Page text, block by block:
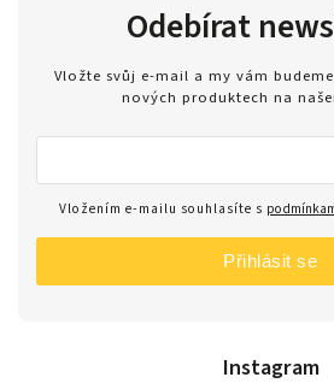
Instagram
Odebírat
Vložte svůj e-mail a my vám
nových produktech na
Vložením e-mailu souhlasíte s
Přihlásit se